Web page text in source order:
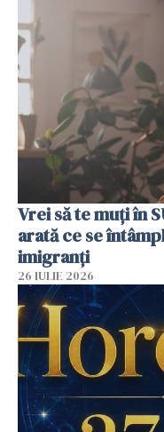
Vrei să te muți în
arată ce se
imigranți
26 IULIE 2026